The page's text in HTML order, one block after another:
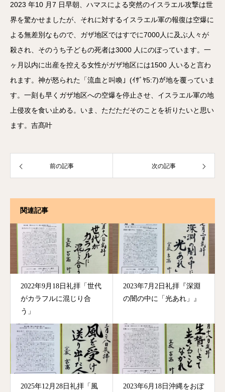
2023 年10 月7 日早朝、ハマスによる突然のイスラエル攻撃は世
界を驚かせましたが、それに対するイスラエル軍の報復は空爆に
よる無差別なもので、ガザ地区ではすでに7000人に及ぶ人々が
殺され、そのうち子どもの死者は3000 人にのぼっています。一
ヶ月以内に出産を控える女性がガザ地区には1500 人いると言わ
れます。神が怒られた「流血と叫喚」(ｲｻﾞﾔ5:7)が地を覆っていま
す。一刻も早くガザ地区への空爆を停止させ、イスラエル軍の地
上侵攻を食い止める。いま、ただただそのことを祈りたいと思い
ます。吉髙叶
前の記事 次の記事
関連記事
2022年9月18日礼拝「世代
がカラフルに混じり合
う」
2023年7月2日礼拝『深淵
の闇の中に「光あれ」』
2025年12月28日礼拝「風
2023年6月18日沖縄をおぼ